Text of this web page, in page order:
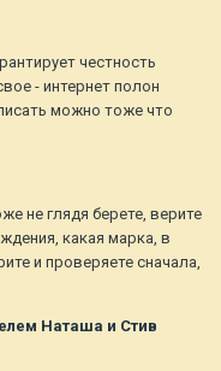
честность
- интернет полон
можно тоже что
не глядя берете, верите
какая марка, в
и проверяете сначала,
Наташа и Стив